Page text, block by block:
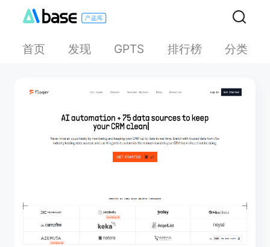
首页 发现 GPTS 排行榜 分类